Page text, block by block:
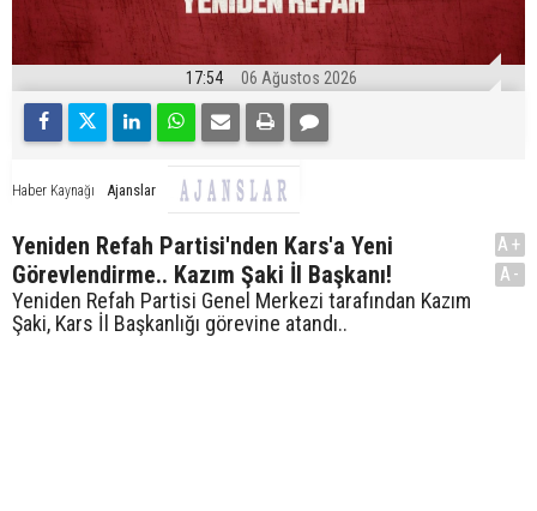
17:54 06 Ağustos 2026
Haber Kaynağı Ajanslar
Yeniden Refah Partisi'nden Kars'a Yeni
Görevlendirme.. Kazım Şaki İl Başkanı!
Yeniden Refah Partisi Genel Merkezi tarafından Kazım
Şaki, Kars İl Başkanlığı görevine atandı..
A+
A-